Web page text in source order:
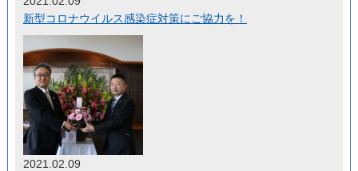
新型コロナウイルス感染症対策にご協力を！
2021.02.09